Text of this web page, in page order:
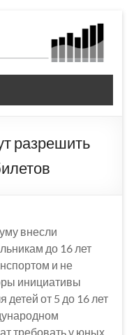
разрешить
внесли
до 16 лет
и не
инициативы
детей от 5 до 16 лет
требовать у юных